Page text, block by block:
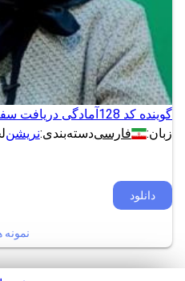
گوینده کد 128
آمادگی دریافت
زبان:
فارسیدسته‌بندی:نریشن
دانلود
نمونه